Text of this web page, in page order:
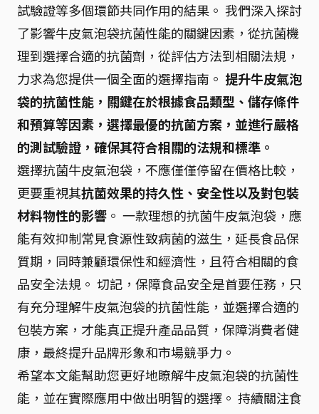
試驗證等多個環節共同作用的結果。 我們深入探討
了影響牛皮氣泡袋抗菌性能的關鍵因素，從抗菌機
理到選擇合適的抗菌劑，從評估方法到相關法規，
力求為您提供一個全面的選擇指南。 提升牛皮氣泡
袋的抗菌性能，關鍵在於根據食品類型、儲存條件
和預算等因素，選擇最優的抗菌方案，並進行嚴格
的測試驗證，確保其符合相關的法規和標準。
選擇抗菌牛皮氣泡袋，不應僅僅停留在價格比較，
更要重視其抗菌效果的持久性、安全性以及對包裝
材料物性的影響 。 一款理想的抗菌牛皮氣泡袋，應
能有效抑制常見食源性致病菌的滋生，延長食品保
質期，同時兼顧環保性和經濟性，且符合相關的食
品安全法規。 切記，保障食品安全是首要任務，只
有充分理解牛皮氣泡袋的抗菌性能，並選擇合適的
包裝方案，才能真正提升產品品質，保障消費者健
康，最終提升品牌形象和市場競爭力。
希望本文能幫助您更好地瞭解牛皮氣泡袋的抗菌性
能，並在實際應用中做出明智的選擇。 持續關注食